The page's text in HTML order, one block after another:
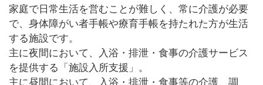
家庭で日常生活を営むことが難しく、常に介護が必要
で、身体障がい者手帳や療育手帳を持たれた方が生活
する施設です。
主に夜間において、入浴・排泄・食事の介護サービス
を提供する「施設入所支援」。
主に昼間において、入浴・排泄・食事等の介護、調